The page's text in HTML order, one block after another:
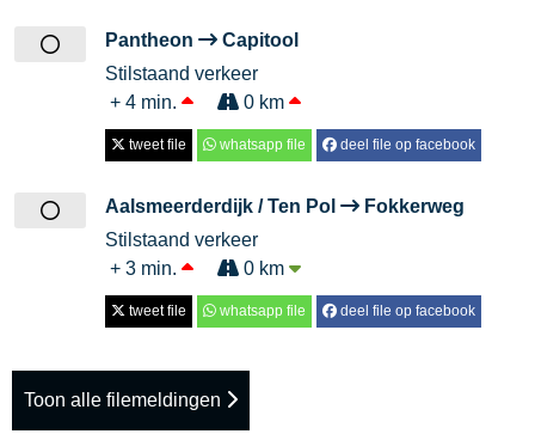
Pantheon
Capitool
Stilstaand verkeer
+ 4 min.
0 km
tweet file whatsapp file deel file op facebook
Aalsmeerderdijk / Ten Pol
Fokkerweg
Stilstaand verkeer
+ 3 min.
0 km
tweet file whatsapp file deel file op facebook
Toon alle filemeldingen